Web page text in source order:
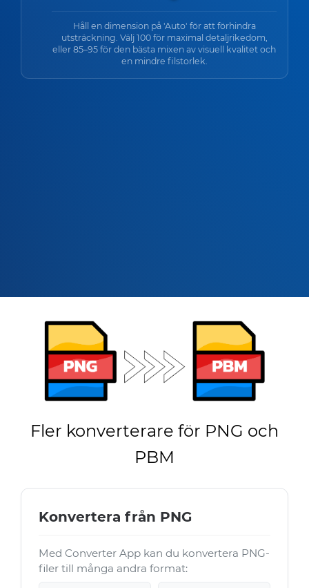
Håll en dimension på 'Auto' för att förhindra
utsträckning. Välj 100 för maximal detaljrikedom,
eller 85–95 för den bästa mixen av visuell kvalitet och
en mindre filstorlek.
Fler konverterare för PNG och
PBM
Konvertera från PNG
Med Converter App kan du konvertera PNG-
filer till många andra format: